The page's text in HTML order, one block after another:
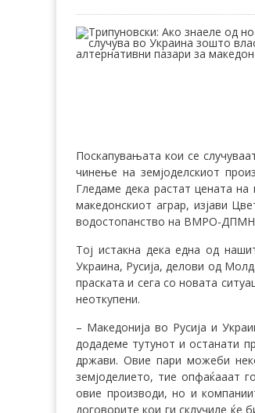
Поскапувањата кои се
чинење на земјоделскиот
Гледаме дека растат цената
македонскиот аграр, изјави
водостопанство на ВМРО-
Тој истакна дека една од
Украина, Русија, делови од
праската и сега со новата
неоткупени.
– Македонија во Русија и
додадеме тутунот и останати
држави. Овие пари можеби
земјоделието, тие опфаќааат
овие производи, но и
договорите кои ги склучиле ќе